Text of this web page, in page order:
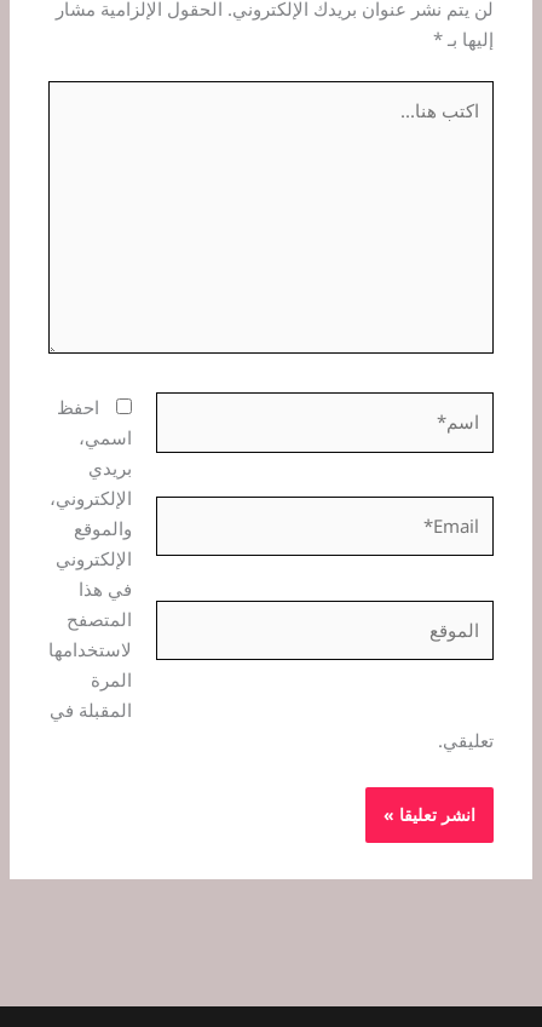
لن يتم نشر عنوان بريدك الإلكتروني. الحقول الإلزامية مشار
إليها بـ*
هنا...
احفظ
اسمي،
بريدي
الإلكتروني،
والموقع
الإلكتروني
في هذا
المتصفح
لاستخدامها
المرة
المقبلة في
تعليقي.